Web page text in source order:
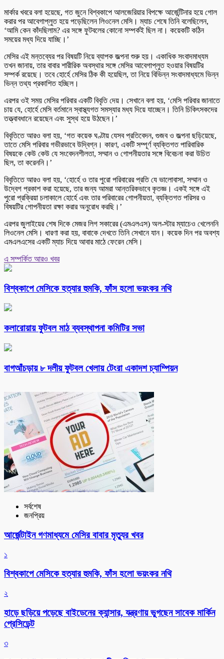
মার্কার খবরে বলা হয়েছে, গত জুনে বিশ্বকাপে আলজেরিয়ার বিপক্ষে আর্জেন্টিনার হয়ে গোল
করার পর আবেগাপ্লুত হয়ে পড়েছিলেন লিওনেল মেসি। ম্যাচ শেষে তিনি বলেছিলেন,
‘আমি কেন কাঁদছিলাম? এর সঙ্গে ফুটবলের কোনো সম্পর্কই ছিল না। কয়েকটি কঠিন
সময়ের মধ্য দিয়ে যাচ্ছি।’
মেসির এই মন্তব্যের পর বিষয়টি নিয়ে ব্যাপক জল্পনা শুরু হয়। একাধিক সংবাদমাধ্যম
তখন জানায়, তার বাবার শারীরিক অবস্থার সঙ্গে মেসির আবেগাপ্লুত হওয়ার বিষয়টির
সম্পর্ক রয়েছে। তবে হোর্হে মেসির ঠিক কী হয়েছিল, তা নিয়ে বিভিন্ন সংবাদমাধ্যমে ভিন্ন
ভিন্ন তথ্য প্রকাশিত হচ্ছিল।
এরপর ওই সময় মেসির পরিবার একটি বিবৃতি দেয়। সেখানে বলা হয়, ‘মেসি পরিবার জানাতে
চায় যে, হোর্হে মেসি বর্তমানে স্বাস্থ্যগত সমস্যার মধ্য দিয়ে যাচ্ছেন। তিনি চিকিৎসকদের
তত্ত্বাবধানে রয়েছেন এবং সুস্থ হয়ে উঠছেন।’
বিবৃতিতে আরও বলা হয়, ‘গত কয়েক ঘণ্টায় যেসব প্রতিবেদন, গুজব ও জল্পনা ছড়িয়েছে,
তাতে মেসি পরিবার গভীরভাবে উদ্বিগ্ন। কারণ, একটি সম্পূর্ণ ব্যক্তিগত পারিবারিক
বিষয়কে কেউ কেউ যে সংবেদনশীলতা, সম্মান ও গোপনীয়তার সঙ্গে বিবেচনা করা উচিত
ছিল, তা করেননি।’
বিবৃতিতে আরও বলা হয়, ‘হোর্হে ও তার পুরো পরিবারের প্রতি যে ভালোবাসা, সম্মান ও
উদ্বেগ প্রকাশ করা হয়েছে, তার জন্য আমরা আন্তরিকভাবে কৃতজ্ঞ। একই সঙ্গে এই
পুরো প্রক্রিয়া চলাকালে হোর্হে এবং তার পরিবারের গোপনীয়তা, ব্যক্তিগত পরিসর ও
বিষয়টির গোপনীয়তা রক্ষা করার অনুরোধ করছি।’
এরপর জুলাইয়ের শেষ দিকে মেজর লিগ সকারের (এমএলএস) অল-স্টার ম্যাচেও খেলেননি
লিওনেল মেসি। ধারণা করা হয়, বাবাকে দেখতে তিনি সেখানে যান। কয়েক দিন পর অবশ্য
এমএলএসের একটি ম্যাচ দিয়ে আবার মাঠে ফেরেন মেসি।
এ সম্পর্কিত আরও খবর
বিশ্বকাপে মেসিকে হত্যার হুমকি, ফাঁস হলো ভয়ংকর নথি
কলারোয়ায় ফুটবল মাঠ ব্যবস্থাপনা কমিটির সভা
বাগআঁচড়ায় ৮ দলীয় ফুটবল খেলায় টেংরা একাদশ চ্যাম্পিয়ন
সর্বশেষ
জনপ্রিয়
আর্জেন্টাইন গণমাধ্যমে মেসির বাবার মৃত্যুর খবর
১
বিশ্বকাপে মেসিকে হত্যার হুমকি, ফাঁস হলো ভয়ংকর নথি
২
হাড়ে ছড়িয়ে পড়েছে বাইডেনের ক্যান্সার, যন্ত্রণায় ভুগছেন সাবেক মার্কিন
প্রেসিডেন্ট
৩